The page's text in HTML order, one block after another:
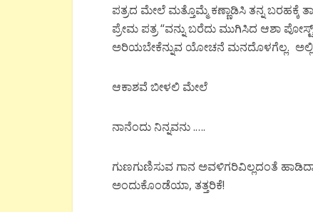
ಪತ್ರದ ಮೇಲೆ ಮತ್ತೊಮ್ಮೆ ಕಣ್ಣಾಡಿಸಿ ತನ್ನ ಬರಹಕ್ಕೆ
ಪ್ರೇಮ ಪತ್ರ “ವನ್ನು ಬರೆದು ಮುಗಿಸಿದ ಆಶಾ
ಅರಿಯಬೇಕೆನ್ನುವ ಯೋಚನೆ ಮನದೊಳಗೆಲ್ಲ.
ಆಕಾಶವೆ ಬೀಳಲಿ ಮೇಲೆ
ನಾನೆಂದು ನಿನ್ನವನು .‌‌‌‌….
ಗುಣಗುಣಿಸುವ ಗಾನ ಅವಳಿಗರಿವಿಲ್ಲದಂತೆ
ಅಂದುಕೊಂಡೆಯಾ, ತತ್ತರಿಕೆ!